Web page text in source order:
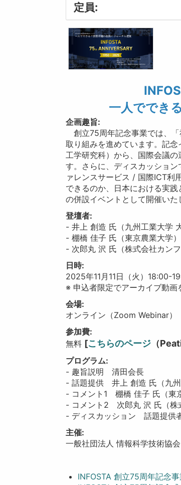
定員:
一人ででき
企画趣旨:
創立75周年記念事業では、
取り組みを進めています。記
工学研究科）から、国際会議
す。さらに、ディスカッショ
ァレンスサービス / 国際ICT利
できるのか、日本における実
の併設イベントとして開催いた
登壇者:
- 井上 創造 氏（九州工業大学
- 棚橋 佳子 氏（東京農業大学）
- 次郎丸 沢 氏（株式会社カン
日時:
2025年11月11日（火）18:00-
※ 申込者限定でアーカイブ動画
会場:
オンライン（Zoom Webinar）
参加費:
無料 [こちらのページ （
プログラム:
- 趣旨説明 清田会長
- 話題提供 井上 創造 氏（九州
- コメント1 棚橋 佳子 氏（東
- コメント2 次郎丸 沢 氏（株
- ディスカッション 話題提供
主催:
一般社団法人 情報科学技術協会
INFOSTA 創立75周年記念事